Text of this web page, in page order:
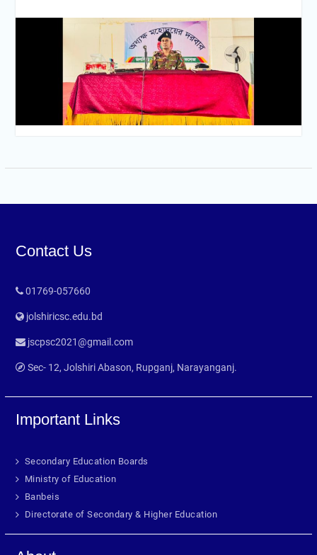
Contact Us
01769-057660
jolshiricsc.edu.bd
jscpsc2021@gmail.com
Sec- 12, Jolshiri Abason, Rupganj, Narayanganj.
Important Links
Secondary Education Boards
Ministry of Education
Banbeis
Directorate of Secondary & Higher Education